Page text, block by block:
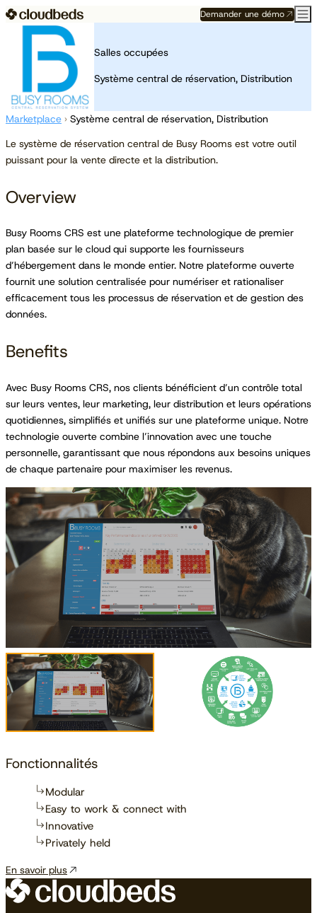
Demander une démo
Salles occupées
Système central de réservation, Distribution
Marketplace › Système central de réservation, Distribution
Le système de réservation central de Busy Rooms est votre outil
puissant pour la vente directe et la distribution.
Overview
Busy Rooms CRS est une plateforme technologique de premier
plan basée sur le cloud qui supporte les fournisseurs
d’hébergement dans le monde entier. Notre plateforme ouverte
fournit une solution centralisée pour numériser et rationaliser
efficacement tous les processus de réservation et de gestion des
données.
Benefits
Avec Busy Rooms CRS, nos clients bénéficient d’un contrôle total
sur leurs ventes, leur marketing, leur distribution et leurs opérations
quotidiennes, simplifiés et unifiés sur une plateforme unique. Notre
technologie ouverte combine l’innovation avec une touche
personnelle, garantissant que nous répondons aux besoins uniques
de chaque partenaire pour maximiser les revenus.
Fonctionnalités
Modular
Easy to work & connect with
Innovative
Privately held
En savoir plus